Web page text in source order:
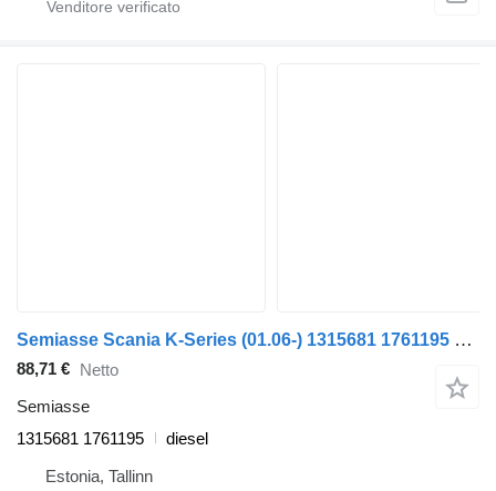
Semiasse Scania K-Series (01.06-) 1315681 1761195 per autobus Scania K,N,F-series bus (2006-)
88,71 € Netto
Semiasse
1315681 1761195
diesel
Estonia, Tallinn